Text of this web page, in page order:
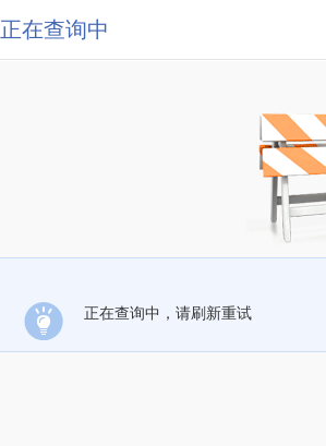
正在查询中
正在查询中，请刷新重试